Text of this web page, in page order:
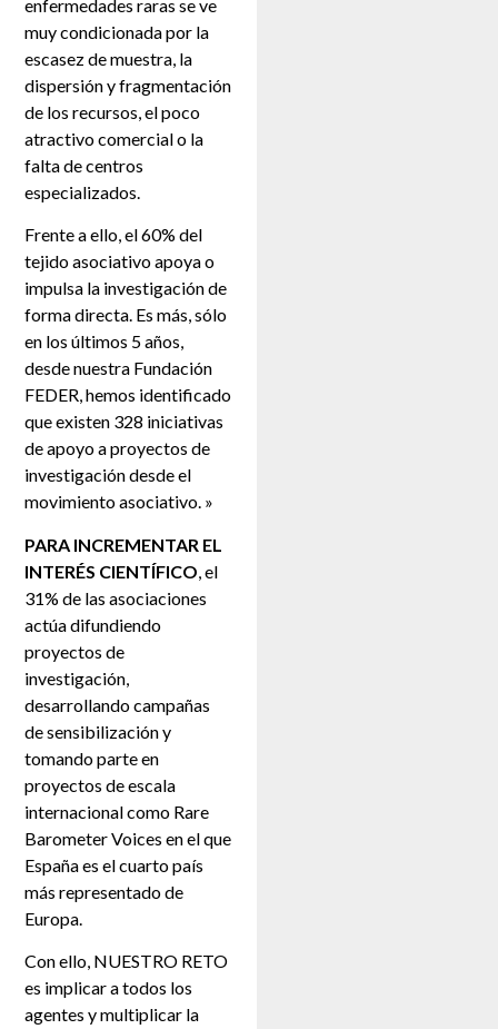
enfermedades raras se ve
muy condicionada por la
escasez de muestra, la
dispersión y fragmentación
de los recursos, el poco
atractivo comercial o la
falta de centros
especializados.
Frente a ello, el 60% del
tejido asociativo apoya o
impulsa la investigación de
forma directa. Es más, sólo
en los últimos 5 años,
desde nuestra Fundación
FEDER, hemos identificado
que existen 328 iniciativas
de apoyo a proyectos de
investigación desde el
movimiento asociativo. »
PARA INCREMENTAR EL
INTERÉS CIENTÍFICO , el
31% de las asociaciones
actúa difundiendo
proyectos de
investigación,
desarrollando campañas
de sensibilización y
tomando parte en
proyectos de escala
internacional como Rare
Barometer Voices en el que
España es el cuarto país
más representado de
Europa.
Con ello, NUESTRO RETO
es implicar a todos los
agentes y multiplicar la